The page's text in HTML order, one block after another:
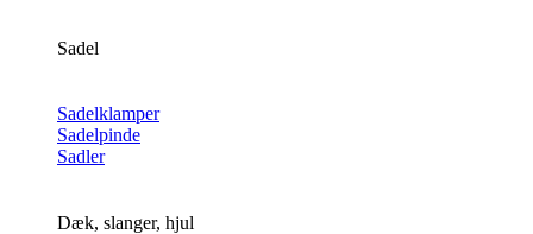
Sadel
Sadelklamper
Sadelpinde
Sadler
Dæk, slanger, hjul